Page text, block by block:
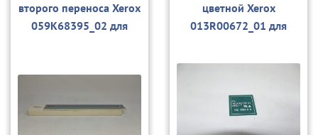
второго переноса Xerox
059K68395_02 для
цветной Xerox
013R00672_01 для